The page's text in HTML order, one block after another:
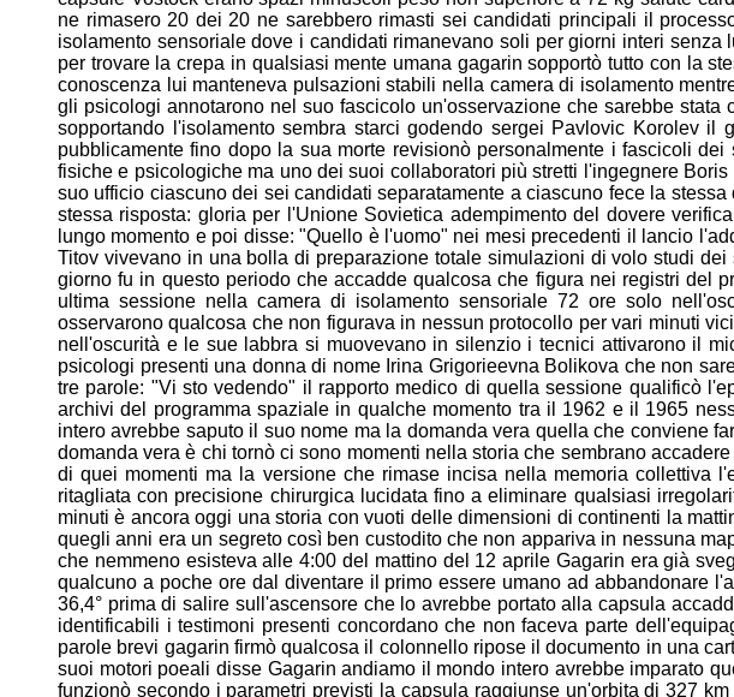
ne rimasero 20 dei 20 ne sarebbero rimasti sei candidati principali il
isolamento sensoriale dove i candidati rimanevano soli pergiorni interi senza
per trovare la crepa in qualsiasi mente umana gagarin sopportòtutto con la
conoscenza lui manteneva pulsazioni stabili nella camera di isolamento
gli psicologi annotarono nel suo fascicolo un'osservazione che sarebbe stata
sopportando l'isolamento sembra starci godendo sergei Pavlovic Korolev il
pubblicamente fino dopo la sua morte revisionò personalmente i fascicoli dei
fisiche e psicologiche ma uno dei suoi collaboratori più stretti l'ingegnere
suo ufficio ciascuno dei sei candidati separatamente a ciascuno fece la
stessa risposta: gloria per l'Unione Sovietica adempimento del dovere
lungo momento e poi disse: "Quello è l'uomo" nei mesi precedenti il lancio
Titov vivevano in una bolla di preparazione totale simulazioni di volostudi dei
giorno fu in questo periodo che accadde qualcosa che figura nei registridel
ultima sessione nella camera di isolamento sensoriale 72 ore solo
osservarono qualcosa che non figurava in nessun protocollo per vari minuti
nell'oscurità e le sue labbra si muovevano in silenzio i tecnici attivarono il
psicologi presenti una donna di nome Irina Grigorieevna Bolikova che non
tre parole: "Vi sto vedendo" il rapporto medico di quella sessione qualificò
archivi del programma spaziale in qualche momento tra il 1962 e il 1965
intero avrebbe saputo il suo nome ma la domanda vera quella che conviene
domanda vera è chi tornò ci sono momenti nella storia che sembrano
di quei momenti ma la versione che rimase incisa nella memoria collettiva
ritagliata con precisione chirurgica lucidata fino aeliminare qualsiasi
minuti è ancora oggi una storia con vuoti delle dimensioni di continenti la
quegli anni era un segreto così ben custodito che non appariva in nessuna
che nemmeno esisteva alle 4:00 del mattino del 12 aprile Gagarin era già
qualcuno a poche ore dal diventare il primo essere umano adabbandonare
36,4° prima di salire sull'ascensore che lo avrebbe portato allacapsula
identificabili i testimoni presenti concordano che non faceva parte
parole brevi gagarin firmò qualcosa il colonnello ripose il documento in una
suoi motori poeali disse Gagarin andiamo il mondo intero avrebbe imparato
funzionò secondo i parametri previsti la capsula raggiunse un'orbita di327